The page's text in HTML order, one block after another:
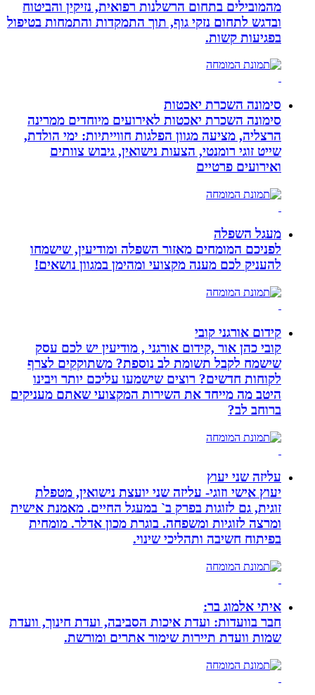
מהמובילים בתחום הרשלנות רפואית, נזיקין והביטוח
ובדגש לתחום נזקי גוף, תוך התמקדות והתמחות בטיפול
בפגיעות קשות.
סימונה השכרת יאכטות
סימונה השכרת יאכטות לאירועים מיוחדים ממרינה
הרצליה, מציעה מגוון הפלגות חווייתיות: ימי הולדת,
שייט זוגי רומנטי, הצעות נישואין, גיבוש צוותים
ואירועים פרטיים
מעגל השפלה
לפניכם המומחים מאזור השפלה ומודיעין, שישמחו
להעניק לכם מענה מקצועי ומהימן במגוון נושאים!
קידום אורגני קובי
קובי כהן אור ,קידום אורגני , מודיעין יש לכם עסק
שישמח לקבל תשומת לב נוספת? משתוקקים לצרף
לקוחות חדשים? רוצים שישמעו עליכם יותר ויבינו
היטב מה מייחד את השירות המקצועי שאתם מעניקים
ברוחב לב?
עליזה שני יעוץ
יעוץ אישי וזוגי- עליזה שני יועצת נישואין, מטפלת
זוגית, גם לזוגות בפרק ב` במעגל החיים. מאמנת אישית
ומרצה לזוגיות ומשפחה. בוגרת מכון אדלר. מומחית
בפיתוח חשיבה ותהליכי שינוי.
איתי אלמוג בר:
חבר בוועדות: ועדת איכות הסביבה, ועדת חינוך, וועדת
שמות וועדת תיירות שימור אתרים ומורשת.